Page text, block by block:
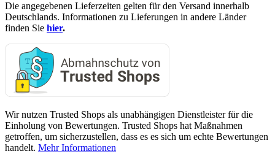
Die angegebenen Lieferzeiten gelten für den Versand innerhalb
Deutschlands. Informationen zu Lieferungen in andere Länder
finden Sie hier.
Wir nutzen Trusted Shops als unabhängigen Dienstleister für die
Einholung von Bewertungen. Trusted Shops hat Maßnahmen
getroffen, um sicherzustellen, dass es es sich um echte Bewertungen
handelt. Mehr Informationen